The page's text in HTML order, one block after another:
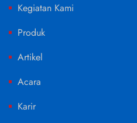
Kegiatan Kami
Produk
Artikel
Acara
Karir